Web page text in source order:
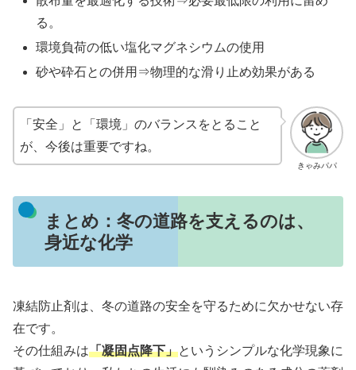
る。
環境負荷の低い塩化マグネシウムの使用
砂や砕石との併用⇒物理的な滑り止め効果がある
きゃみパパ
「安全」と「環境」のバランスをとること
が、今後は重要ですね。
まとめ：冬の道路を支えるのは、
身近な化学
凍結防止剤は、冬の道路の安全を守るために欠かせない存
在です。
その仕組みは「凝固点降下」というシンプルな化学現象に